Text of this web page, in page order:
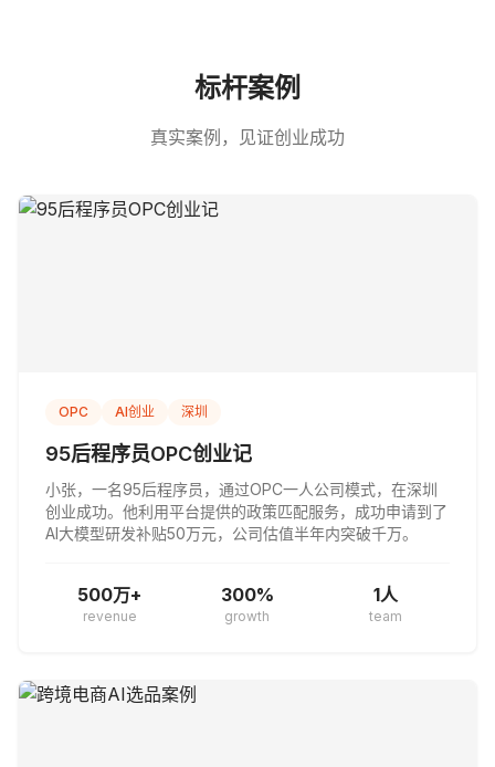
标杆案例
真实案例，见证创业成功
OPC AI创业 深圳
95后程序员OPC创业记
小张，一名95后程序员，通过OPC一人公司模式，在深圳
创业成功。他利用平台提供的政策匹配服务，成功申请到了
AI大模型研发补贴50万元，公司估值半年内突破千万。
500万+
revenue
300%
growth
1人
team